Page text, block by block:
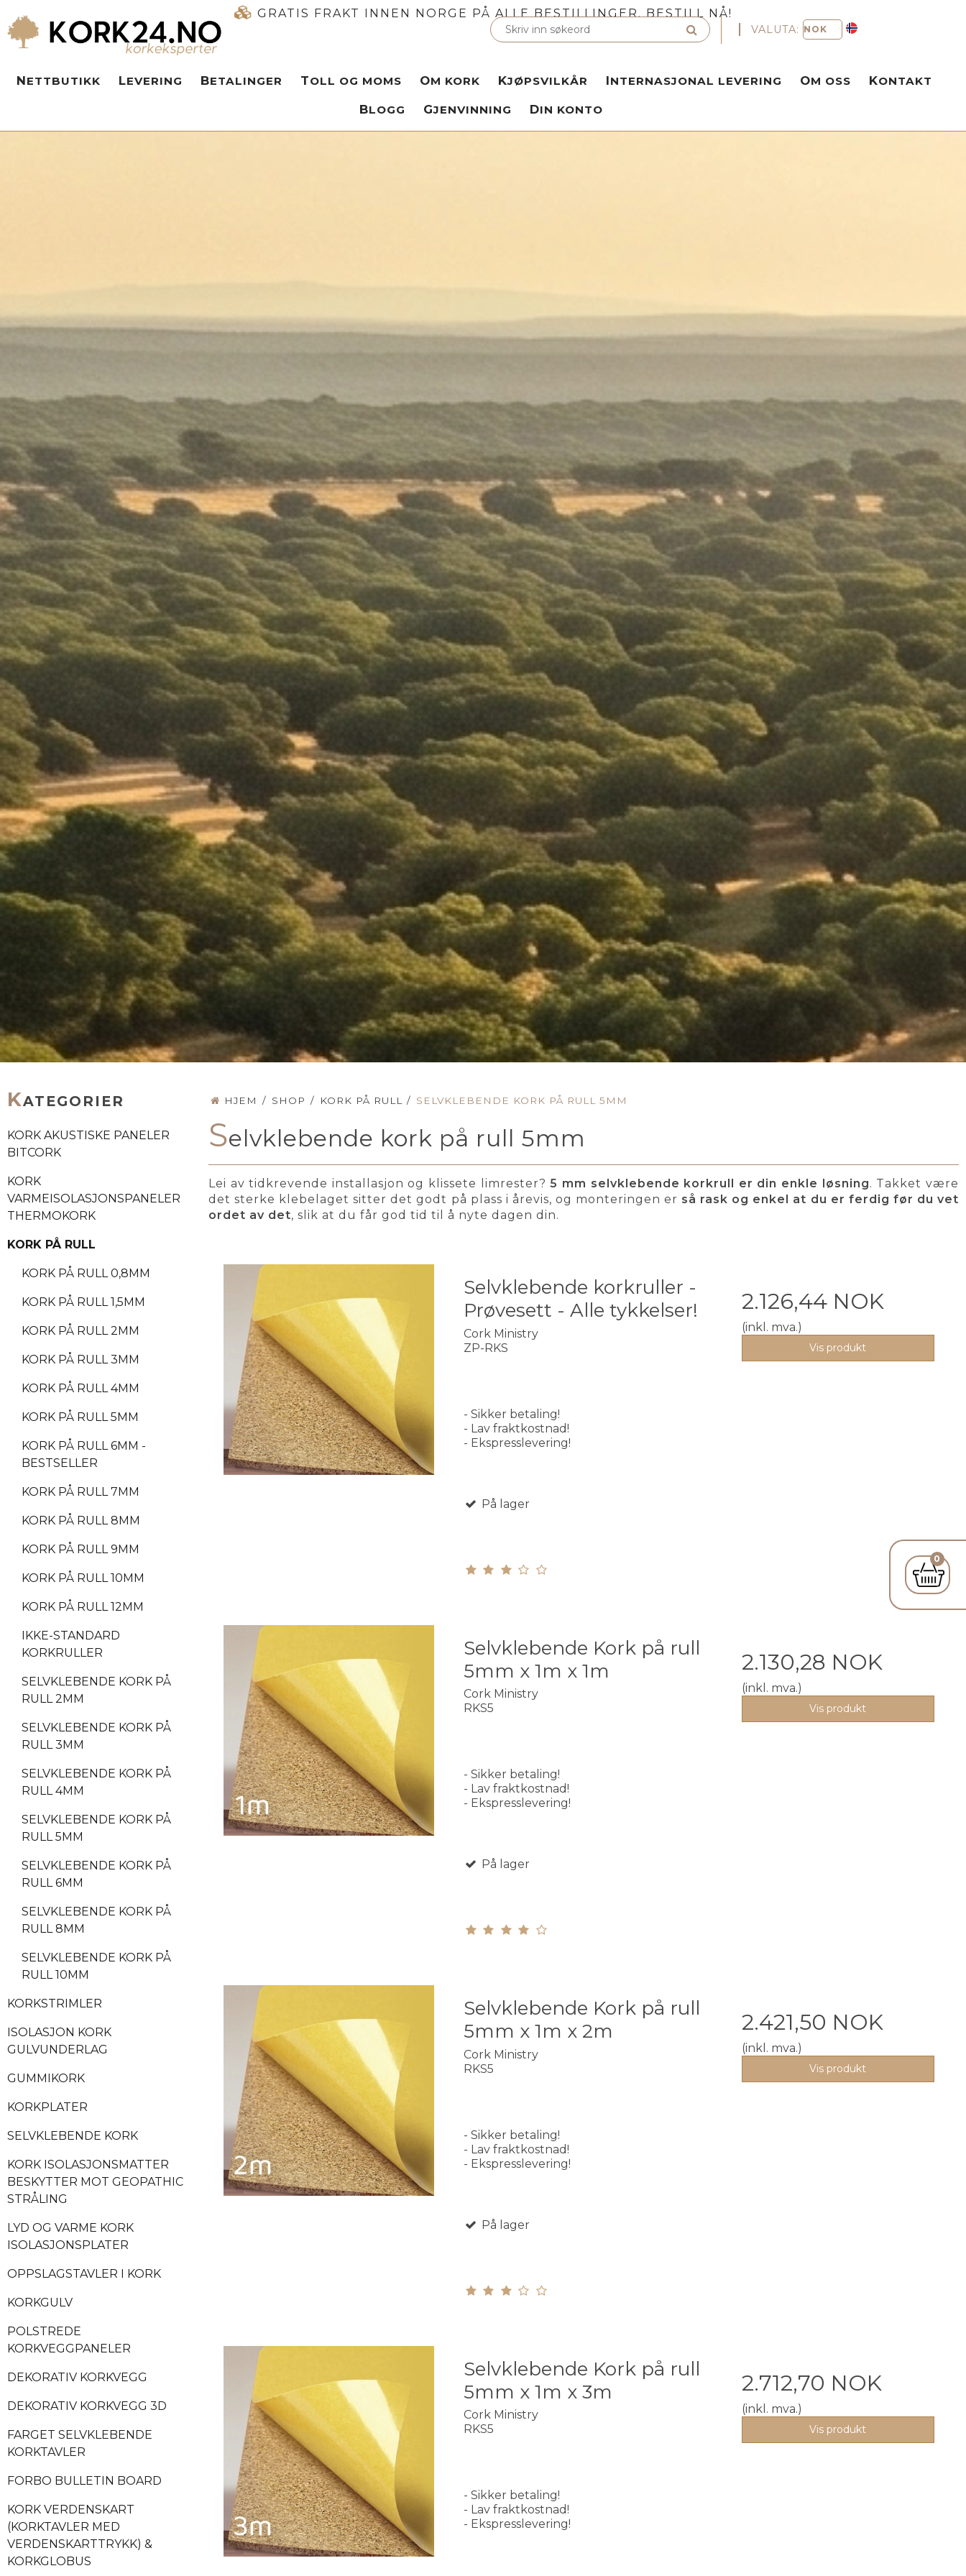
GRATIS FRAKT INNEN NORGE PÅ ALLE BESTILLINGER. BESTILL NÅ!
0
VALUTA:
NETTBUTIKK LEVERING BETALINGER TOLL OG MOMS OM KORK KJØPSVILKÅR INTERNASJONAL LEVERING OM OSS KONTAKT
BLOGG GJENVINNING DIN KONTO
KATEGORIER
KORK AKUSTISKE PANELER
BITCORK
KORK
VARMEISOLASJONSPANELER
THERMOKORK
KORK PÅ RULL
KORK PÅ RULL 0,8MM
KORK PÅ RULL 1,5MM
KORK PÅ RULL 2MM
KORK PÅ RULL 3MM
KORK PÅ RULL 4MM
KORK PÅ RULL 5MM
KORK PÅ RULL 6MM -
BESTSELLER
KORK PÅ RULL 7MM
KORK PÅ RULL 8MM
KORK PÅ RULL 9MM
KORK PÅ RULL 10MM
KORK PÅ RULL 12MM
IKKE-STANDARD
KORKRULLER
SELVKLEBENDE KORK PÅ
RULL 2MM
SELVKLEBENDE KORK PÅ
RULL 3MM
SELVKLEBENDE KORK PÅ
RULL 4MM
SELVKLEBENDE KORK PÅ
RULL 5MM
SELVKLEBENDE KORK PÅ
RULL 6MM
SELVKLEBENDE KORK PÅ
RULL 8MM
SELVKLEBENDE KORK PÅ
RULL 10MM
KORKSTRIMLER
ISOLASJON KORK
GULVUNDERLAG
GUMMIKORK
KORKPLATER
SELVKLEBENDE KORK
KORK ISOLASJONSMATTER
BESKYTTER MOT GEOPATHIC
STRÅLING
LYD OG VARME KORK
ISOLASJONSPLATER
OPPSLAGSTAVLER I KORK
KORKGULV
POLSTREDE
KORKVEGGPANELER
DEKORATIV KORKVEGG
DEKORATIV KORKVEGG 3D
FARGET SELVKLEBENDE
KORKTAVLER
FORBO BULLETIN BOARD
KORK VERDENSKART
(KORKTAVLER MED
VERDENSKARTTRYKK) &
KORKGLOBUS
HJEM / SHOP / KORK PÅ RULL / SELVKLEBENDE KORK PÅ RULL 5MM
Selvklebende kork på rull 5mm
Lei av tidkrevende installasjon og klissete limrester?5 mm selvklebende korkrull er din enkle løsning. Takket være
det sterke klebelaget sitter det godt på plass i årevis, og monteringen er så rask og enkel at du er ferdig før du vet
ordet av det, slik at du får god tid til å nyte dagen din.
Selvklebende korkruller -
Prøvesett - Alle tykkelser!
Cork Ministry
ZP-RKS
- Sikker betaling!
- Lav fraktkostnad!
- Ekspresslevering!
På lager
2.126,44 NOK
(inkl. mva.)
Vis produkt
Selvklebende Kork på rull
5mm x 1m x 1m
Cork Ministry
RKS5
- Sikker betaling!
- Lav fraktkostnad!
- Ekspresslevering!
På lager
2.130,28 NOK
(inkl. mva.)
Vis produkt
Selvklebende Kork på rull
5mm x 1m x 2m
Cork Ministry
RKS5
- Sikker betaling!
- Lav fraktkostnad!
- Ekspresslevering!
På lager
2.421,50 NOK
(inkl. mva.)
Vis produkt
Selvklebende Kork på rull
5mm x 1m x 3m
Cork Ministry
RKS5
- Sikker betaling!
- Lav fraktkostnad!
- Ekspresslevering!
2.712,70 NOK
(inkl. mva.)
Vis produkt